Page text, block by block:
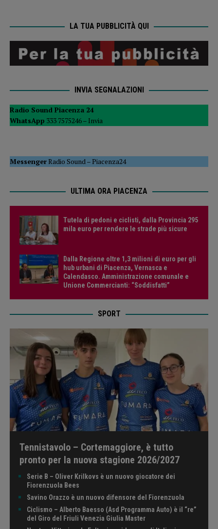
LA TUA PUBBLICITÀ QUI
INVIA SEGNALAZIONI
Radio Sound Piacenza 24
WhatsApp 333 7575246 – Invia
MessengerRadio Sound–Piacenza24
ULTIMA ORA PIACENZA
Tutela di pedoni e ciclisti, dalla Provincia 295
mila euro per rendere le strade più sicure
Dalla Regione oltre 1,3 milioni di euro per gli
hub urbani di Piacenza, Vernasca e
Calendasco. Amministrazione comunale e
Unione Commercianti: “Soddisfatti”
SPORT
Tennistavolo – Cortemaggiore, è tutto
pronto per la nuova stagione 2026/2027
Serie B – Oliver Krilkovs è un nuovo giocatore dei
Fiorenzuola Bees
Savino Orazzo è un nuovo difensore del Fiorenzuola
Ciclismo – Alberto Baesso (Asd Programma Auto) è il “re”
del Giro del Friuli Venezia Giulia Master